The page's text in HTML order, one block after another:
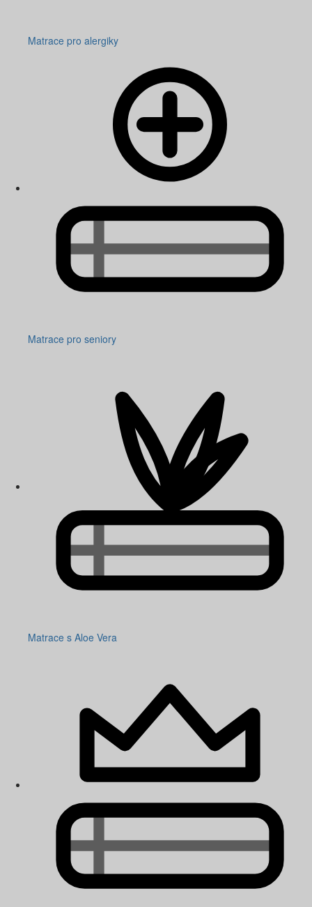
Matrace pro alergiky
Matrace pro seniory
Matrace s Aloe Vera